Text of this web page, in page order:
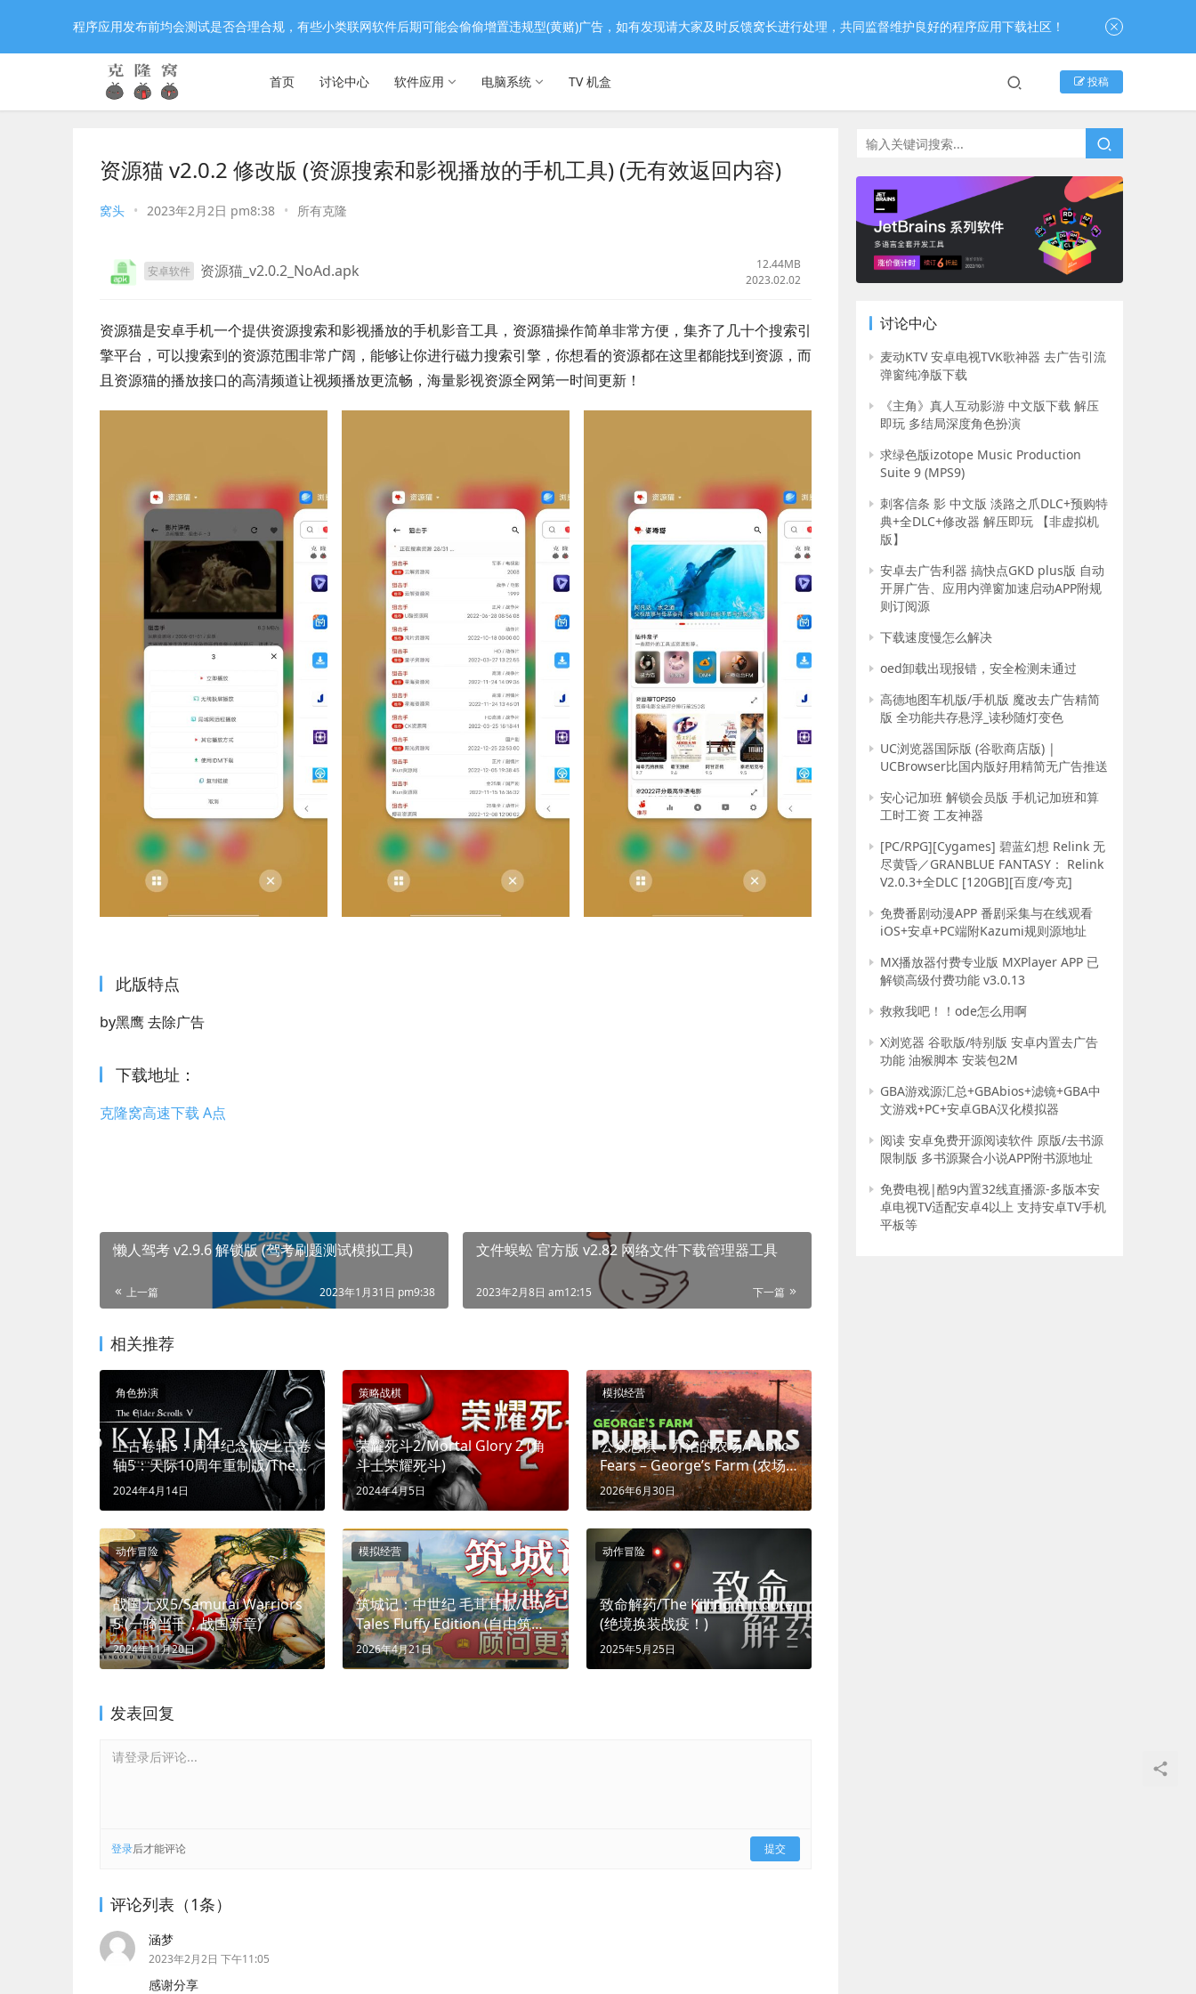
首页 讨论中心 软件应用 电脑系统 TV 机盒 投稿
资源猫 v2.0.2 修改版 (资源搜索和影视播放的手机工具) (无有效返回内容)
窝头 • 2023年2月2日 pm8:38 • 所有克隆
安卓软件 资源猫_v2.0.2_NoAd.apk
12.44MB
2023.02.02
资源猫是安卓手机一个提供资源搜索和影视播放的手机影音工具，资源猫操作简单非常方便，集齐了几十个搜索引
擎平台，可以搜索到的资源范围非常广阔，能够让你进行磁力搜索引擎，你想看的资源都在这里都能找到资源，而
且资源猫的播放接口的高清频道让视频播放更流畅，海量影视资源全网第一时间更新！
此版特点
by黑鹰 去除广告
下载地址：
克隆窝高速下载 A点
懒人驾考 v2.9.6 解锁版 (驾考刷题测试模拟工具)
上一篇 2023年1月31日 pm9:38
文件蜈蚣 官方版 v2.82 网络文件下载管理器工具
下一篇
2023年2月8日 am12:15
相关推荐
上古卷轴5：周年纪念版/上古卷
轴5：天际10周年重制版/The
Elder Scrolls V: Skyrim
Special Edition (屠龙求生，传
奇再临)
2024年4月14日
角色扮演
荣耀死斗2/Mortal Glory 2 (角
斗士荣耀死斗)
2024年4月5日
策略战棋
公众恐惧：乔治的农场/Public
Fears – George’s Farm (农场
避难揭开神秘真相)
2026年6月30日
模拟经营
战国无双5/Samurai Warriors
5 (一骑当千，战国新章)
2024年11月20日
动作冒险
筑城记：中世纪 毛茸茸版/City
Tales Fluffy Edition (自由筑
城，随心创世)
2026年4月21日
模拟经营
致命解药/The Killing Antidote
(绝境换装战疫！)
2025年5月25日
动作冒险
发表回复
请登录后评论...
登录后才能评论 提交
评论列表（1条）
涵梦
2023年2月2日 下午11:05
感谢分享
讨论中心
麦动KTV 安卓电视TVK歌神器 去广告引流
弹窗纯净版下载
《主角》真人互动影游 中文版下载 解压
即玩 多结局深度角色扮演
求绿色版izotope Music Production
Suite 9 (MPS9)
刺客信条 影 中文版 淡路之爪DLC+预购特
典+全DLC+修改器 解压即玩 【非虚拟机
版】
安卓去广告利器 搞快点GKD plus版 自动
开屏广告、应用内弹窗加速启动APP附规
则订阅源
下载速度慢怎么解决
oed卸载出现报错，安全检测未通过
高德地图车机版/手机版 魔改去广告精简
版 全功能共存悬浮_读秒随灯变色
UC浏览器国际版 (谷歌商店版) |
UCBrowser比国内版好用精简无广告推送
安心记加班 解锁会员版 手机记加班和算
工时工资 工友神器
[PC/RPG][Cygames] 碧蓝幻想 Relink 无
尽黄昏／GRANBLUE FANTASY： Relink
V2.0.3+全DLC [120GB][百度/夸克]
免费番剧动漫APP 番剧采集与在线观看
iOS+安卓+PC端附Kazumi规则源地址
MX播放器付费专业版 MXPlayer APP 已
解锁高级付费功能 v3.0.13
救救我吧！！ode怎么用啊
X浏览器 谷歌版/特别版 安卓内置去广告
功能 油猴脚本 安装包2M
GBA游戏源汇总+GBAbios+滤镜+GBA中
文游戏+PC+安卓GBA汉化模拟器
阅读 安卓免费开源阅读软件 原版/去书源
限制版 多书源聚合小说APP附书源地址
免费电视|酷9内置32线直播源-多版本安
卓电视TV适配安卓4以上 支持安卓TV手机
平板等
程序应用发布前均会测试是否合理合规，有些小类联网软件后期可能会偷偷增置违规型(黄赌)广告，如有发现请大家及时反馈窝长进行处理，共同监督维护良好的程序应用下载社区！